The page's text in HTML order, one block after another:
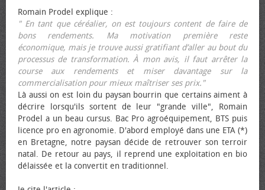
Romain Prodel explique :
" En tant que céréalier, on est toujours content de faire de
bons rendements. Ma motivation première reste
économique, mais je trouve aussi gratifiant d’aller au bout du
processus de transformation. À mon avis, il faut arrêter la
course aux rendements et miser davantage sur la
commercialisation pour mieux maîtriser ses prix."
Là aussi on est loin du paysan bourrin que certains aiment à
décrire lorsqu'ils sortent de leur "grande ville", Romain
Prodel a un beau cursus. Bac Pro agroéquipement, BTS puis
licence pro en agronomie. D'abord employé dans une ETA (*)
en Bretagne, notre paysan décide de retrouver son terroir
natal. De retour au pays, il reprend une exploitation en bio
délaissée et la convertit en traditionnel.